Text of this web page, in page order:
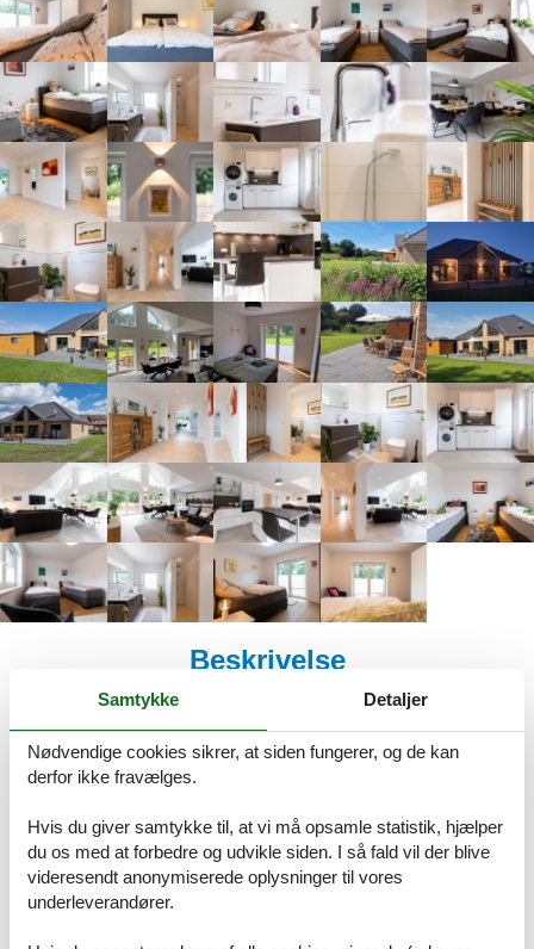
Beskrivelse
Dansk
Beskrivelsen foreligger desværre ikke på Dansk. Se teksten på
Tysk nedenfor, eller se den maskinoversatte tekst på
Nehmen Sie sich eine angenehme Auszeit und verbringen Sie eine
schöne freie Zeit in unserem ebenerdigen, barrierearmen, im Jahr
2024 ganz neu erbauten Bungalow. Direkt auf dem Grundstück
Samtykke Detaljer
Nødvendige cookies sikrer, at siden fungerer, og de kan
derfor ikke fravælges.
Hvis du giver samtykke til, at vi må opsamle statistik, hjælper
du os med at forbedre og udvikle siden. I så fald vil der blive
videresendt anonymiserede oplysninger til vores
underleverandører.